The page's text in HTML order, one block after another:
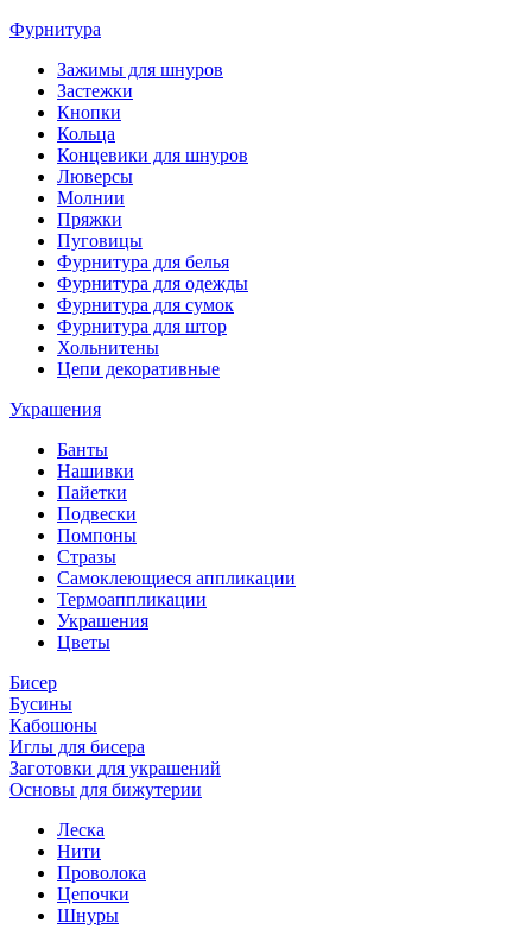
Фурнитура
Зажимы для шнуров
Застежки
Кнопки
Кольца
Концевики для шнуров
Люверсы
Молнии
Пряжки
Пуговицы
Фурнитура для белья
Фурнитура для одежды
Фурнитура для сумок
Фурнитура для штор
Хольнитены
Цепи декоративные
Украшения
Банты
Нашивки
Пайетки
Подвески
Помпоны
Стразы
Самоклеющиеся аппликации
Термоаппликации
Украшения
Цветы
Бисер
Бусины
Кабошоны
Иглы для бисера
Заготовки для украшений
Основы для бижутерии
Леска
Нити
Проволока
Цепочки
Шнуры